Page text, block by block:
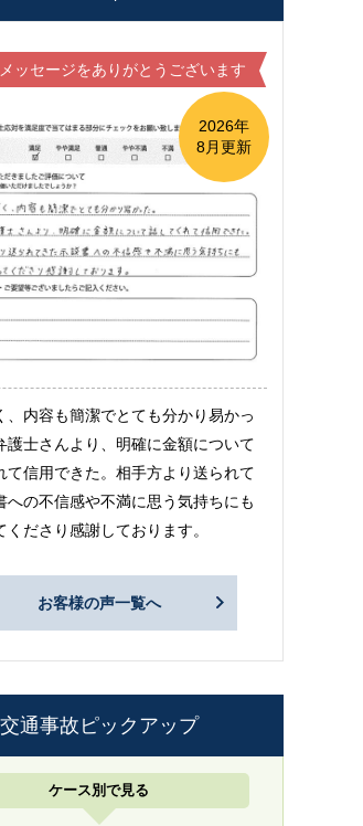
ッセージをありがとうございます
2026年
8月更新
、内容も簡潔でとても分かり易かっ
護士さんより、明確に金額について
て信用できた。相手方より送られて
への不信感や不満に思う気持ちにも
くださり感謝しております。
お客様の声一覧へ
交通事故ピックアップ
ケース別で見る